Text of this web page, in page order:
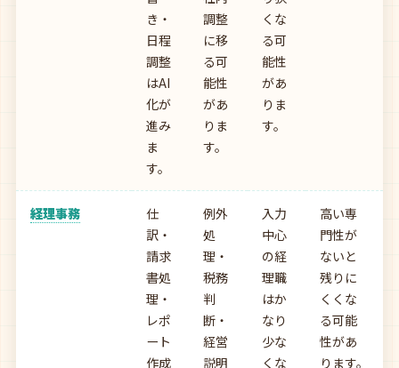
き・
日程
調整
はAI
化が
進み
ま
す。
調整
に移
る可
能性
があ
りま
す。
くな
る可
能性
があ
りま
す。
経理事務
仕
訳・
請求
書処
理・
レポ
ート
作成
例外
処
理・
税務
判
断・
経営
説明
入力
中心
の経
理職
はか
なり
少な
くな
高い専
門性が
ないと
残りに
くくな
る可能
性があ
ります。